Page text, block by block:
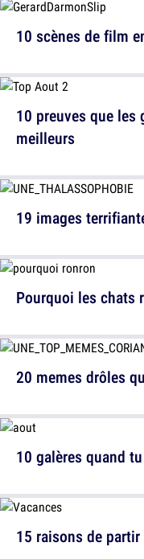
10 scènes de film
19 images
20 memes drôles
15 raisons de
10 preuves que les
meilleurs
Pourquoi les chats
10 galères quand